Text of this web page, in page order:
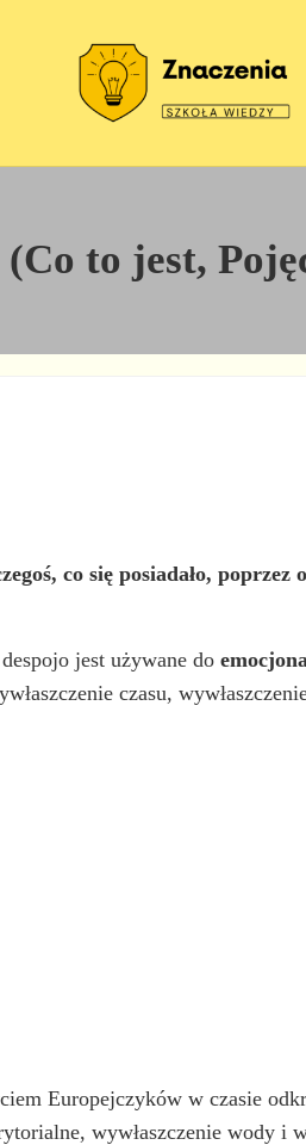
to jest,
co się posiadało,
jest używane do
czasu,
Europejczyków w czasie
wywłaszczenie wody i